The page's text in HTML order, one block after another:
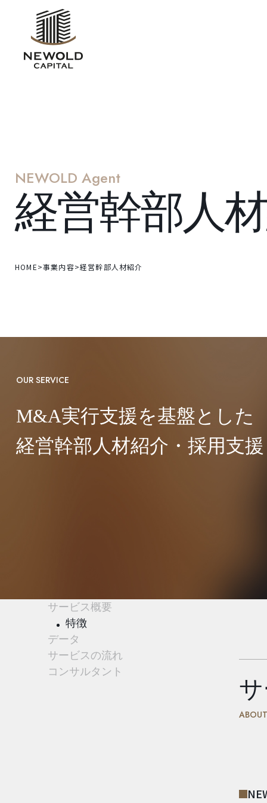
NEWOLD Agent
経営幹部人
HOME>事業内容>経営幹部人材紹介
OUR SERVICE
M&A実行支援を基盤とした
経営幹部人材紹介・採用支援
サービス概要
特徴
データ
サービスの流れ
コンサルタント